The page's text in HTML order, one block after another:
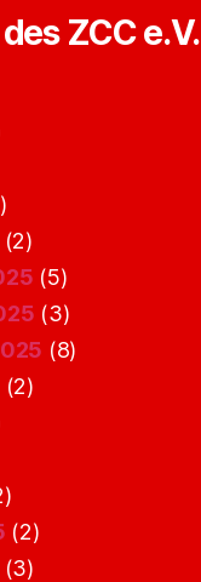
ZCC e.V.
(2)
(5)
(3)
(8)
(2)
(2)
(3)